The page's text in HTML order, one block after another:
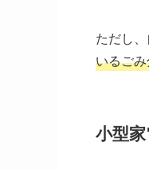
ただし
いるご
小型